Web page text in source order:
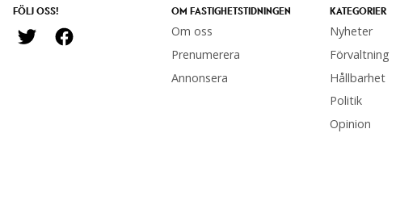
FÖLJ OSS! OM FASTIGHETSTIDNINGEN
Om oss
Prenumerera
Annonsera
KATEGORIER
Nyheter
Förvaltning
Hållbarhet
Politik
Opinion